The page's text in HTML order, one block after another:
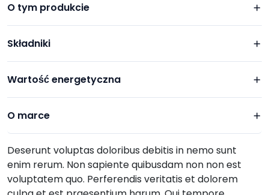
O tym produkcie
Składniki
Wartość energetyczna
O marce
Deserunt voluptas doloribus debitis in nemo sunt
enim rerum. Non sapiente quibusdam non non est
voluptatem quo. Perferendis veritatis et dolorem